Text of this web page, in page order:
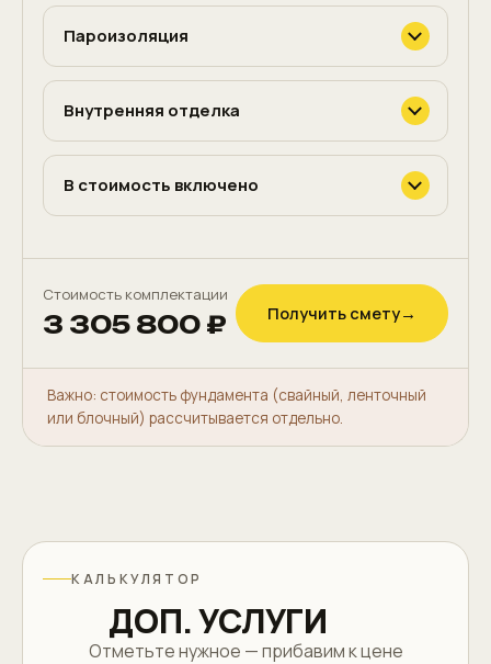
Пароизоляция
Внутренняя отделка
В стоимость включено
Стоимость комплектации
3 305 800 ₽ Получить смету→
Важно: стоимость фундамента (свайный, ленточный
или блочный) рассчитывается отдельно.
КАЛЬКУЛЯТОР
ДОП. УСЛУГИ
Отметьте нужное — прибавим к цене